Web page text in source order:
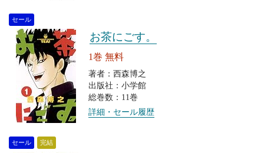
セール
お茶にごす。
1巻 無料
著者：西森博之
出版社：小学館
総巻数：11巻
詳細・セール履歴
セール 完結